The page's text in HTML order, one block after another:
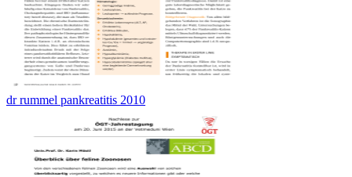
dr rummel pankreatitis 2010